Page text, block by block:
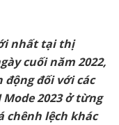
nhất tại thị
cuối năm 2022,
động đối với các
2023 ở từng
chênh lệch khác